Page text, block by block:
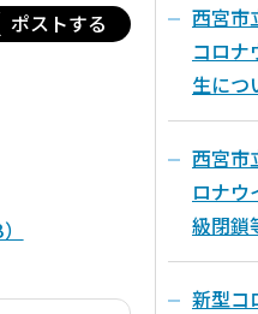
ポストする
西宮市
コロナ
生につ
西宮市
ロナウ
級閉鎖
新型コ